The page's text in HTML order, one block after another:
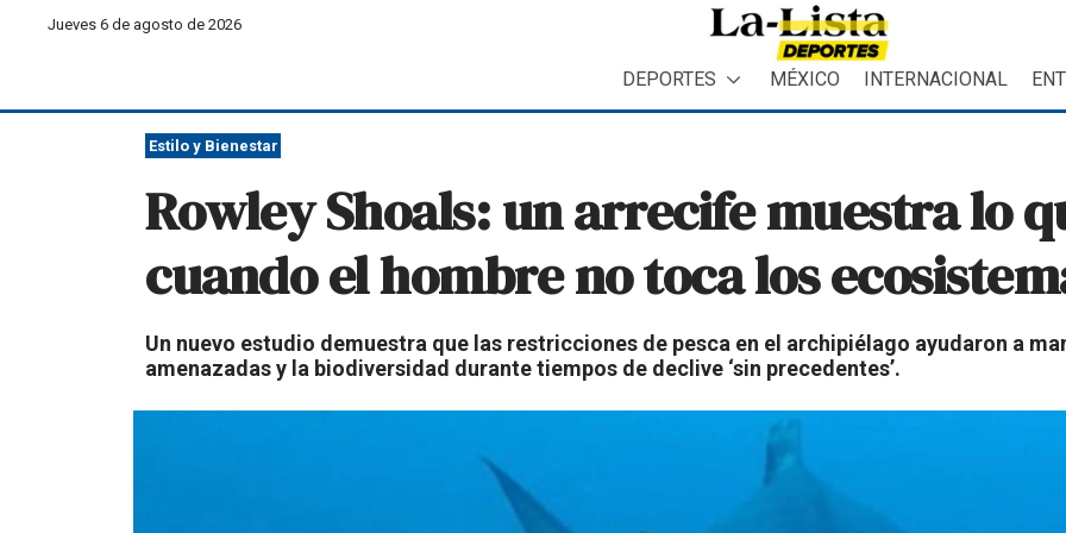
Jueves 6 de agosto de 2026
DEPORTES MÉXICO INTERNACIONAL
Estilo y Bienestar
Rowley Shoals: un arrecife muestra lo
cuando el hombre no toca los
Un nuevo estudio demuestra que las restricciones de pesca en el archipiélago ayudaron a
amenazadas y la biodiversidad durante tiempos de declive ‘sin precedentes’.